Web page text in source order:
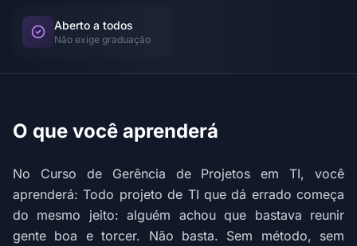
Aberto a todos
Não exige graduação
O que você aprenderá
No Curso de Gerência de Projetos em TI, você
aprenderá: Todo projeto de TI que dá errado começa
do mesmo jeito: alguém achou que bastava reunir
gente boa e torcer. Não basta. Sem método, sem